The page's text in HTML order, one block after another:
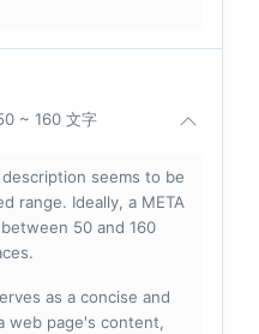
~ 160 文字
seems to be
range. Ideally, a META
between 50 and 160
as a concise and
web page's content,